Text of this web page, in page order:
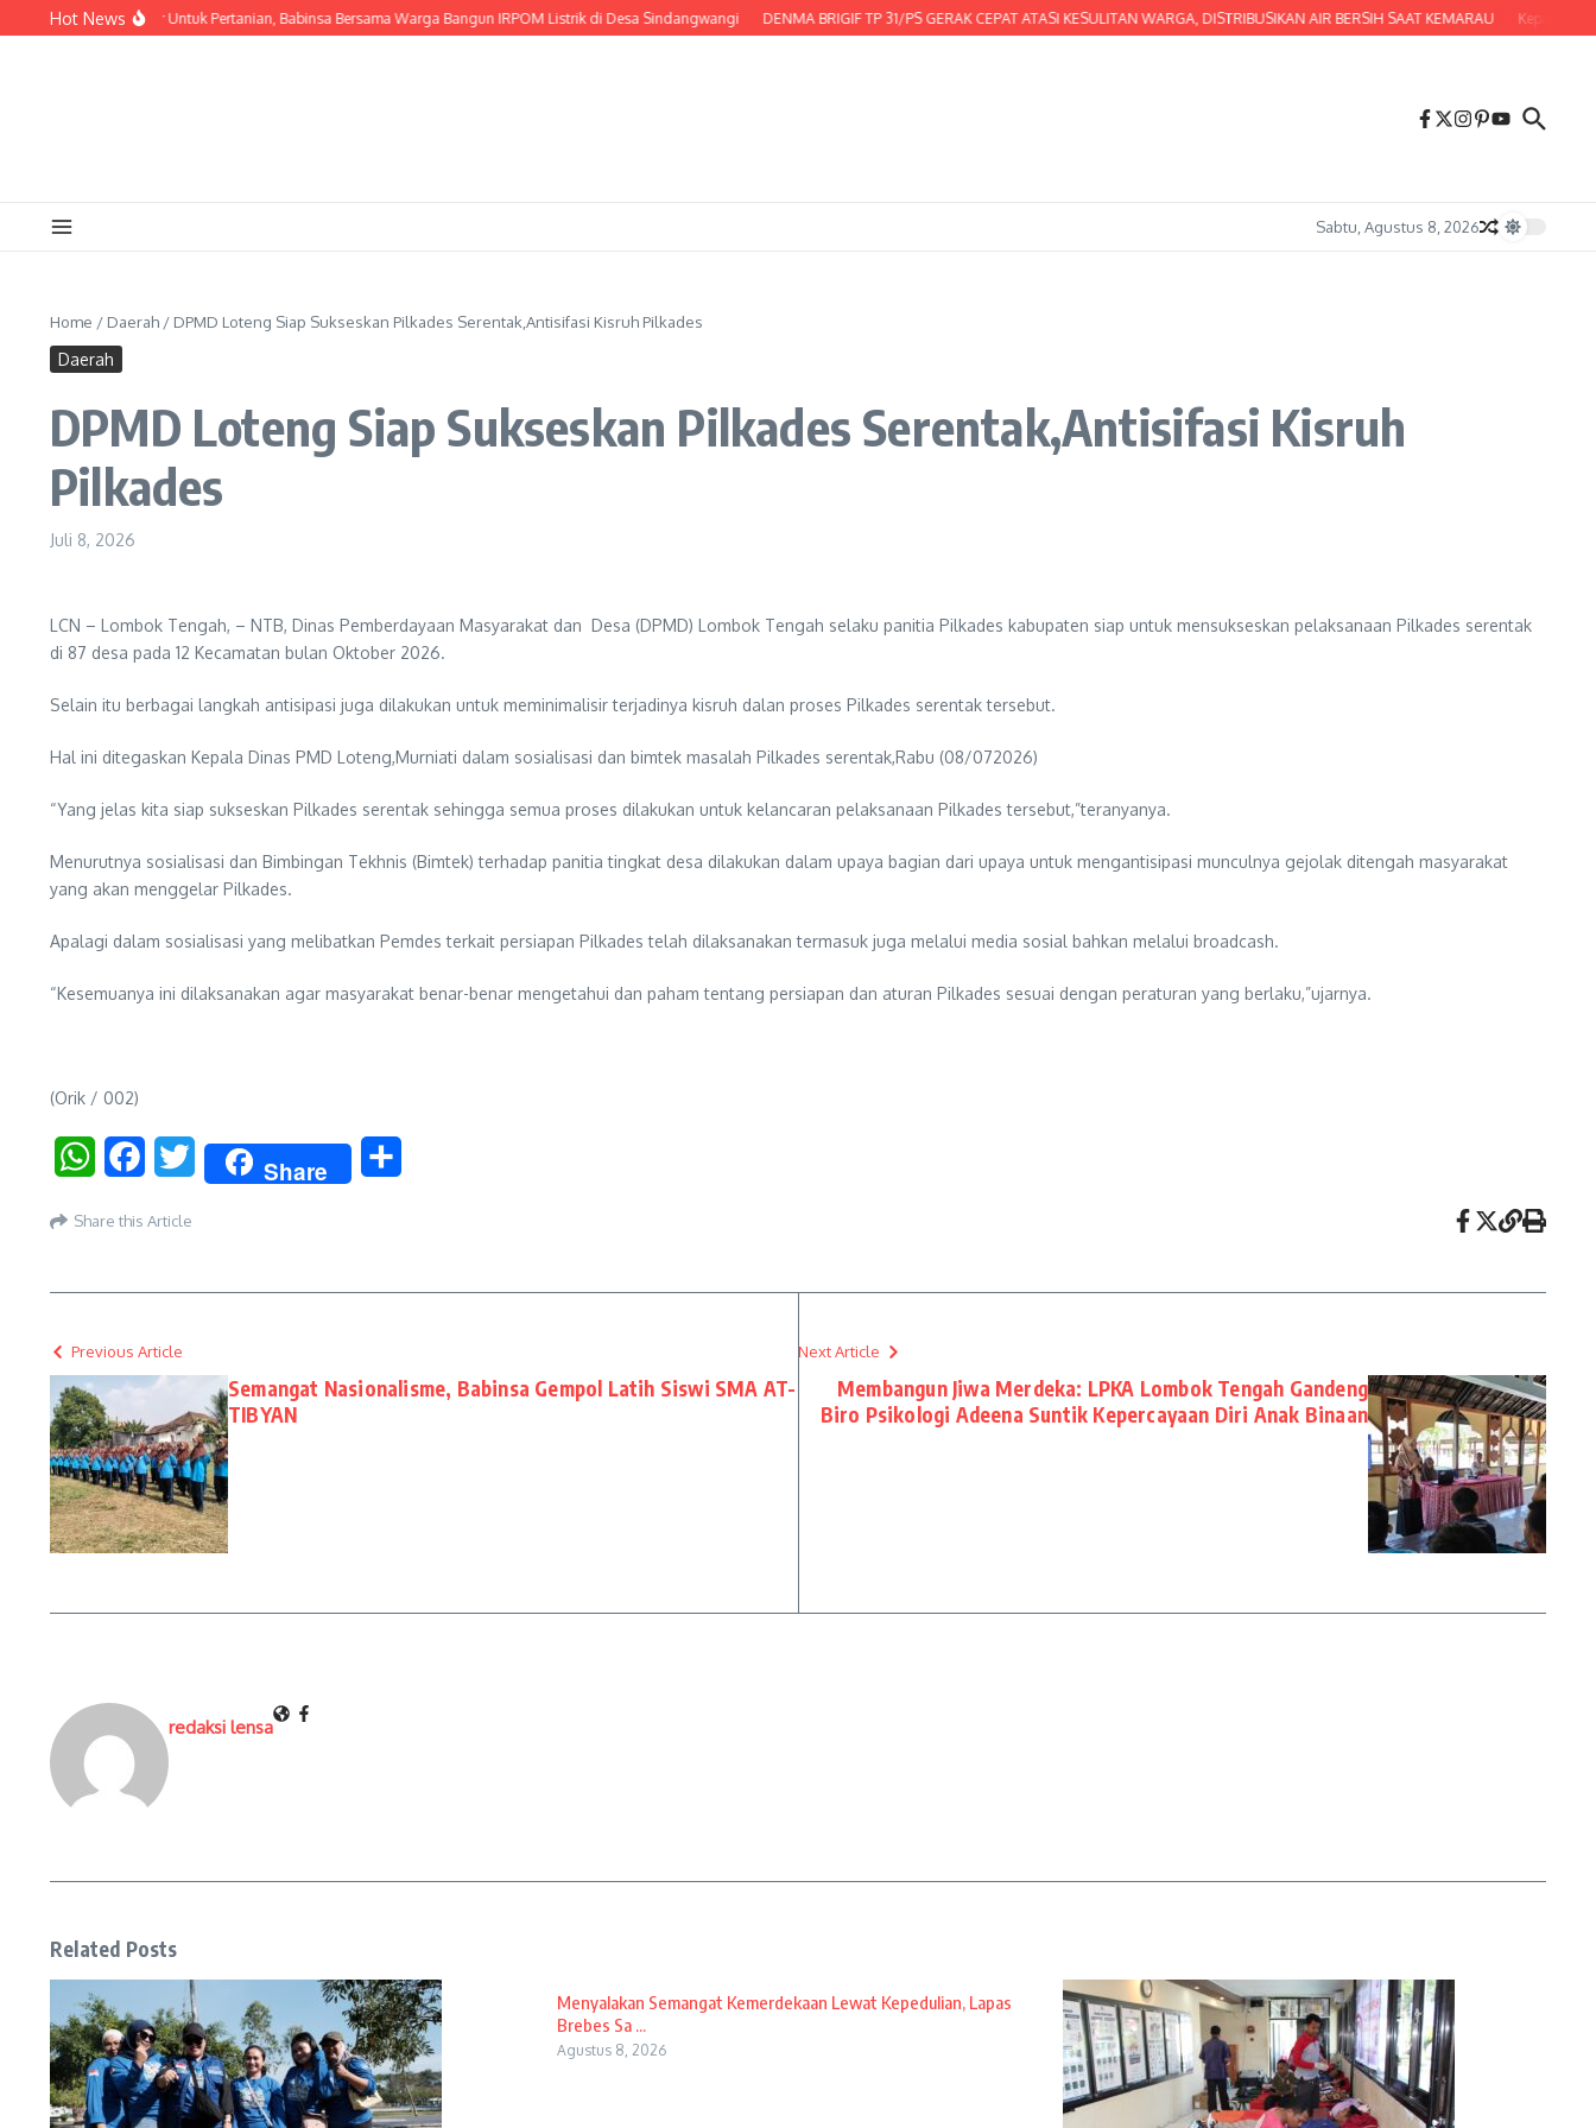
Lewati ke konten
Hot News
AD Manunggal Air Untuk Pertanian, Babinsa Bersama Warga Bangun IRPOM Listrik di Desa Sindangwangi DENMA BRIGIF TP 31/PS GERAK CEPAT ATASI KESULITAN WARGA, DISTRIBUSIKAN AIR BERSIH SAAT KEMARAU Kepala BPOKK
Sabtu, Agustus 8, 2026
Home / Daerah / DPMD Loteng Siap Sukseskan Pilkades Serentak,Antisifasi Kisruh Pilkades
Daerah
DPMD Loteng Siap Sukseskan Pilkades Serentak,Antisifasi Kisruh
Pilkades
Juli 8, 2026
LCN – Lombok Tengah, – NTB, Dinas Pemberdayaan Masyarakat dan Desa (DPMD) Lombok Tengah selaku panitia Pilkades kabupaten siap untuk mensukseskan pelaksanaan Pilkades serentak
di 87 desa pada 12 Kecamatan bulan Oktober 2026.
Selain itu berbagai langkah antisipasi juga dilakukan untuk meminimalisir terjadinya kisruh dalan proses Pilkades serentak tersebut.
Hal ini ditegaskan Kepala Dinas PMD Loteng,Murniati dalam sosialisasi dan bimtek masalah Pilkades serentak,Rabu (08/072026)
“Yang jelas kita siap sukseskan Pilkades serentak sehingga semua proses dilakukan untuk kelancaran pelaksanaan Pilkades tersebut,”teranyanya.
Menurutnya sosialisasi dan Bimbingan Tekhnis (Bimtek) terhadap panitia tingkat desa dilakukan dalam upaya bagian dari upaya untuk mengantisipasi munculnya gejolak ditengah masyarakat
yang akan menggelar Pilkades.
Apalagi dalam sosialisasi yang melibatkan Pemdes terkait persiapan Pilkades telah dilaksanakan termasuk juga melalui media sosial bahkan melalui broadcash.
“Kesemuanya ini dilaksanakan agar masyarakat benar-benar mengetahui dan paham tentang persiapan dan aturan Pilkades sesuai dengan peraturan yang berlaku,”ujarnya.
(Orik / 002)
WhatsAppFacebookTwitter Share
Share this Article
Previous Article
Semangat Nasionalisme, Babinsa Gempol Latih Siswi SMA AT-
TIBYAN
Next Article
Membangun Jiwa Merdeka: LPKA Lombok Tengah Gandeng
Biro Psikologi Adeena Suntik Kepercayaan Diri Anak Binaan
redaksi lensa
Related Posts
Menyalakan Semangat Kemerdekaan Lewat Kepedulian, Lapas
Brebes Sa ...
Agustus 8, 2026